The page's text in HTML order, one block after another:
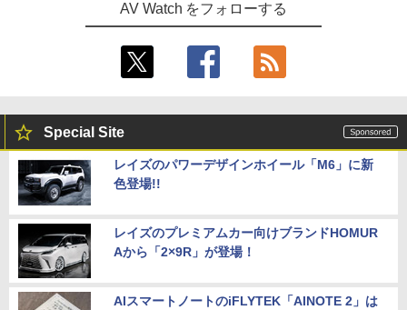
AV Watch をフォローする
Special Site
レイズのパワーデザインホイール「M6」に新
色登場!!
レイズのプレミアムカー向けブランドHOMUR
Aから「2×9R」が登場！
AIスマートノートのiFLYTEK「AINOTE 2」は